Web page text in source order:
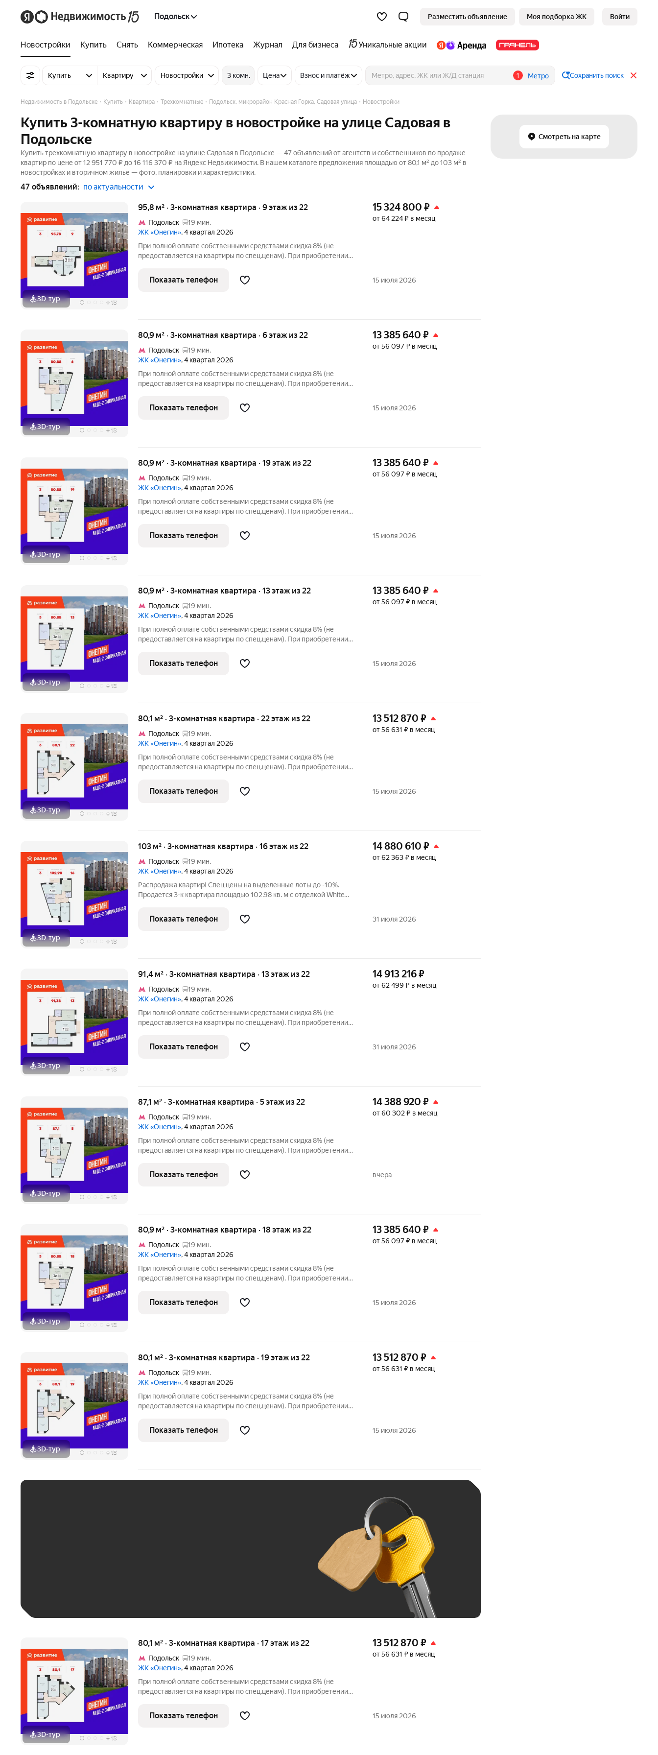
Подольск Разместить объявление Моя подборка ЖК Войти
Новостройки Купить Снять Коммерческая Ипотека Журнал Для бизнеса Уникальные акции
Купить Квартиру Новостройки 3 комн. Цена Взнос и платёж 1 Метро Сохранить поиск
Смотреть на карте
Недвижимость в Подольске Купить Квартира Трехкомнатные Подольск, микрорайон Красная Горка, Садовая улица Новостройки
Купить 3-комнатную квартиру в новостройке на улице Садовая в
Подольске
Купить трехкомнатную квартиру в новостройке на улице Садовая в Подольске — 47 объявлений от агентств и собственников по продаже
квартир по цене от 12 951 770 ₽ до 16 116 370 ₽ на Яндекс Недвижимости. В нашем каталоге предложения площадью от 80,1 м² до 103 м² в
новостройках и вторичном жилье — фото, планировки и характеристики.
47 объявлений: по актуальности
3D-тур + 13
95,8 м² · 3-комнатная квартира · 9 этаж из 22
Подольск
19 мин.
ЖК «Онегин», 4 квартал 2026
При полной оплате собственными средствами скидка 8% (не
предоставляется на квартиры по спец.ценам). При приобретении
семейной ипотеке. У покупателя также есть право
воспользоваться скидкой в
15 324 800 ₽
от 64 224 ₽ в месяц
Показать телефон 15 июля 2026
3D-тур + 13
80,9 м² · 3-комнатная квартира · 6 этаж из 22
Подольск
19 мин.
ЖК «Онегин», 4 квартал 2026
При полной оплате собственными средствами скидка 8% (не
предоставляется на квартиры по спец.ценам). При приобретении
семейной ипотеке. У покупателя также есть право
воспользоваться скидкой в
13 385 640 ₽
от 56 097 ₽ в месяц
Показать телефон 15 июля 2026
3D-тур + 13
80,9 м² · 3-комнатная квартира · 19 этаж из 22
Подольск
19 мин.
ЖК «Онегин», 4 квартал 2026
При полной оплате собственными средствами скидка 8% (не
предоставляется на квартиры по спец.ценам). При приобретении
семейной ипотеке. У покупателя также есть право
воспользоваться скидкой в
13 385 640 ₽
от 56 097 ₽ в месяц
Показать телефон 15 июля 2026
3D-тур + 13
80,9 м² · 3-комнатная квартира · 13 этаж из 22
Подольск
19 мин.
ЖК «Онегин», 4 квартал 2026
При полной оплате собственными средствами скидка 8% (не
предоставляется на квартиры по спец.ценам). При приобретении
семейной ипотеке. У покупателя также есть право
воспользоваться скидкой в
13 385 640 ₽
от 56 097 ₽ в месяц
Показать телефон 15 июля 2026
3D-тур + 13
80,1 м² · 3-комнатная квартира · 22 этаж из 22
Подольск
19 мин.
ЖК «Онегин», 4 квартал 2026
При полной оплате собственными средствами скидка 8% (не
предоставляется на квартиры по спец.ценам). При приобретении
семейной ипотеке. У покупателя также есть право
воспользоваться скидкой в
13 512 870 ₽
от 56 631 ₽ в месяц
Показать телефон 15 июля 2026
3D-тур + 13
103 м² · 3-комнатная квартира · 16 этаж из 22
Подольск
19 мин.
ЖК «Онегин», 4 квартал 2026
Распродажа квартир! Спец цены на выделенные лоты до -10%.
Продается 3-к квартира площадью 102.98 кв. м с отделкой White
жилом комплексе "Онегин", расположенном по адресу:
Московская
14 880 610 ₽
от 62 363 ₽ в месяц
Показать телефон 31 июля 2026
3D-тур + 13
91,4 м² · 3-комнатная квартира · 13 этаж из 22
Подольск
19 мин.
ЖК «Онегин», 4 квартал 2026
При полной оплате собственными средствами скидка 8% (не
предоставляется на квартиры по спец.ценам). При приобретении
семейной ипотеке. У покупателя также есть право
воспользоваться скидкой в
14 913 216₽
от 62 499 ₽ в месяц
Показать телефон 31 июля 2026
3D-тур + 13
87,1 м² · 3-комнатная квартира · 5 этаж из 22
Подольск
19 мин.
ЖК «Онегин», 4 квартал 2026
При полной оплате собственными средствами скидка 8% (не
предоставляется на квартиры по спец.ценам). При приобретении
семейной ипотеке. У покупателя также есть право
воспользоваться скидкой в
14 388 920 ₽
от 60 302 ₽ в месяц
Показать телефон вчера
3D-тур + 13
80,9 м² · 3-комнатная квартира · 18 этаж из 22
Подольск
19 мин.
ЖК «Онегин», 4 квартал 2026
При полной оплате собственными средствами скидка 8% (не
предоставляется на квартиры по спец.ценам). При приобретении
семейной ипотеке. У покупателя также есть право
воспользоваться скидкой в
13 385 640 ₽
от 56 097 ₽ в месяц
Показать телефон 15 июля 2026
3D-тур + 13
80,1 м² · 3-комнатная квартира · 19 этаж из 22
Подольск
19 мин.
ЖК «Онегин», 4 квартал 2026
При полной оплате собственными средствами скидка 8% (не
предоставляется на квартиры по спец.ценам). При приобретении
семейной ипотеке. У покупателя также есть право
воспользоваться скидкой в
13 512 870 ₽
от 56 631 ₽ в месяц
Показать телефон 15 июля 2026
3D-тур + 13
80,1 м² · 3-комнатная квартира · 17 этаж из 22
Подольск
19 мин.
ЖК «Онегин», 4 квартал 2026
При полной оплате собственными средствами скидка 8% (не
предоставляется на квартиры по спец.ценам). При приобретении
семейной ипотеке. У покупателя также есть право
воспользоваться скидкой в
13 512 870 ₽
от 56 631 ₽ в месяц
Показать телефон 15 июля 2026